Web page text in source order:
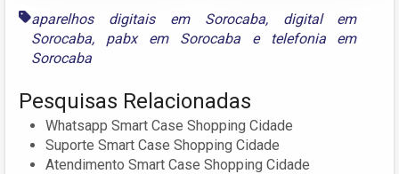
aparelhos digitais em Sorocaba, digital em
Sorocaba, pabx em Sorocabae
telefonia em
Sorocaba
Pesquisas Relacionadas
Whatsapp Smart Case Shopping Cidade
Suporte Smart Case Shopping Cidade
Atendimento Smart Case Shopping Cidade